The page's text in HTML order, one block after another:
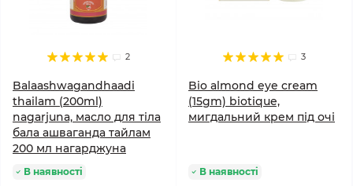
2
Balaashwagandhaadi
thailam (200ml)
nagarjuna, масло для тіла
бала ашваганда тайлам
200 мл нагарджуна
В наявності
3
Bio almond eye cream
(15gm) biotique,
мигдальний крем під очі
В наявності